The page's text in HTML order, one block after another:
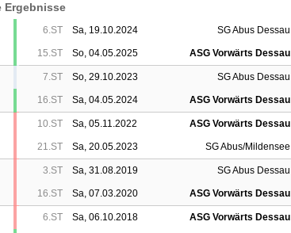
Ergebnisse
6.ST Sa, 19.10.2024 SG Abus Dessau
15.ST So, 04.05.2025 ASG Vorwärts Dessau
7.ST So, 29.10.2023 SG Abus Dessau
16.ST Sa, 04.05.2024 ASG Vorwärts Dessau
10.ST Sa, 05.11.2022 ASG Vorwärts Dessau
21.ST Sa, 20.05.2023 SG Abus/Mildensee
3.ST Sa, 31.08.2019 SG Abus Dessau
16.ST Sa, 07.03.2020 ASG Vorwärts Dessau
6.ST Sa, 06.10.2018 ASG Vorwärts Dessau